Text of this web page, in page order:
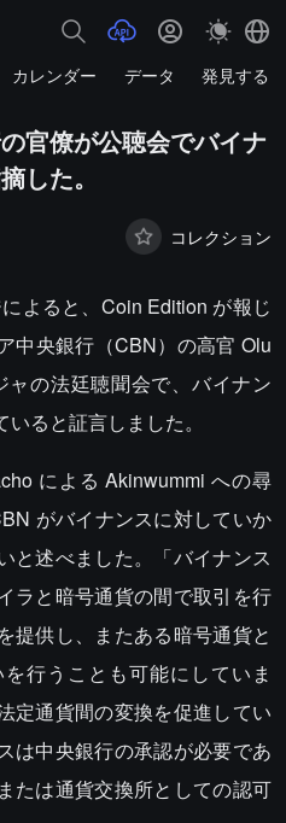
カレンダー データ 発見する
官僚が公聴会でバイナ
した。
コレクション
よると、Coin Edition が報じ
中央銀行（CBN）の高官 Olu
ャの法廷聴聞会で、バイナン
ると証言しました。
による Akinwummi への尋
がバイナンスに対していか
と述べました。「バイナンス
ラと暗号通貨の間で取引を行
提供し、またある暗号通貨と
行うことも可能にしていま
通貨間の変換を促進してい
中央銀行の承認が必要であ
たは通貨交換所としての認可